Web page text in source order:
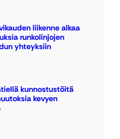
liikenne alkaa
runkolinjojen
yhteyksiin
kunnostustöitä
kevyen